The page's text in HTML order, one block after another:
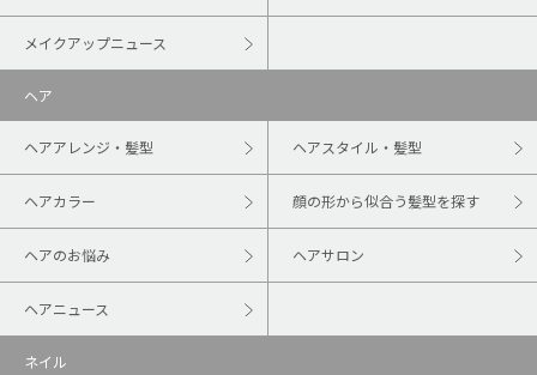
メイクアップニュース
ヘア
ヘアアレンジ・髪型 ヘアスタイル・髪型
ヘアカラー 顔の形から似合う髪型を探す
ヘアのお悩み ヘアサロン
ヘアニュース
ネイル